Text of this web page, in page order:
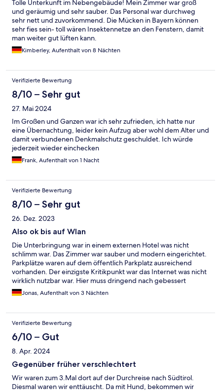
Tolle Unterkunft im Nebengebäude! Mein Zimmer war groß
und geräumig und sehr sauber. Das Personal war durchweg
sehr nett und zuvorkommend. Die Mücken in Bayern können
sehr fies sein- toll wären Insektennetze an den Fenstern, damit
man weiter gut lüften kann.
Kimberley, Aufenthalt von 8 Nächten
Verifizierte Bewertung
8/10 – Sehr gut
27. Mai 2024
Im Großen und Ganzen war ich sehr zufrieden, ich hatte nur
eine Übernachtung, leider kein Aufzug aber wohl dem Alter und
damit verbundenen Denkmalschutz geschuldet. Ich würde
jederzeit wieder einchecken
Frank, Aufenthalt von 1 Nacht
Verifizierte Bewertung
8/10 – Sehr gut
26. Dez. 2023
Also ok bis auf Wlan
Die Unterbringung war in einem externen Hotel was nicht
schlimm war. Das Zimmer war sauber und modern eingerichtet.
Parkplätze waren auf dem öffentlich Parkplatz ausreichend
vorhanden. Der einzigste Kritikpunkt war das Internet was nicht
wirklich nutzbar war. Hier muss dringend nach gebessert
werden.Jonas, Aufenthalt von 3 Nächten
Verifizierte Bewertung
6/10 – Gut
8. Apr. 2024
Gegenüber früher verschlechtert
Wir waren zum 3.Mal dort auf der Durchreise nach Südtirol.
Diesmal waren wir enttäuscht. Da mit Hund, bekommen wir